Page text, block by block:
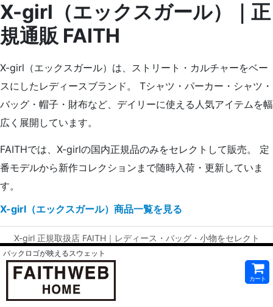
X-girl（エックスガール）｜正
規通販 FAITH
X-girl（エックスガール）は、ストリート・カルチャーをベー
スにしたレディースブランド。 Tシャツ・パーカー・シャツ・
バッグ・帽子・財布など、デイリーに使える人気アイテムを幅
広く展開しています。
FAITHでは、X-girlの国内正規品のみをセレクトして販売。 定
番モデルから新作コレクションまで随時入荷・更新していま
す。
X-girl（エックスガール）商品一覧を見る
X-girl 正規取扱店 FAITH｜レディース・バッグ・小物をセレクト
バックロゴが映えるスウェット
カート